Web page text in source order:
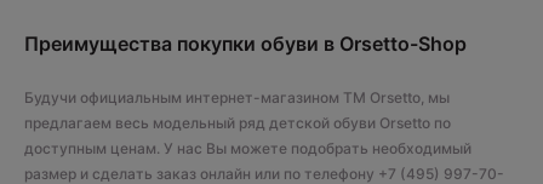
Преимущества покупки обуви в Orsetto-Shop
Будучи официальным интернет-магазином ТМ Orsetto, мы
предлагаем весь модельный ряд детской обуви Orsetto по
доступным ценам. У нас Вы можете подобрать необходимый
размер и сделать заказ онлайн или по телефону +7 (495) 997-70-